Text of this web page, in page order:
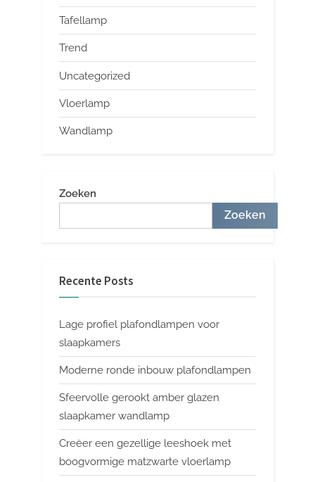
Tafellamp
Trend
Uncategorized
Vloerlamp
Wandlamp
Zoeken
Zoeken
Recente Posts
Lage profiel plafondlampen voor
slaapkamers
Moderne ronde inbouw plafondlampen
Sfeervolle gerookt amber glazen
slaapkamer wandlamp
Creëer een gezellige leeshoek met
boogvormige matzwarte vloerlamp